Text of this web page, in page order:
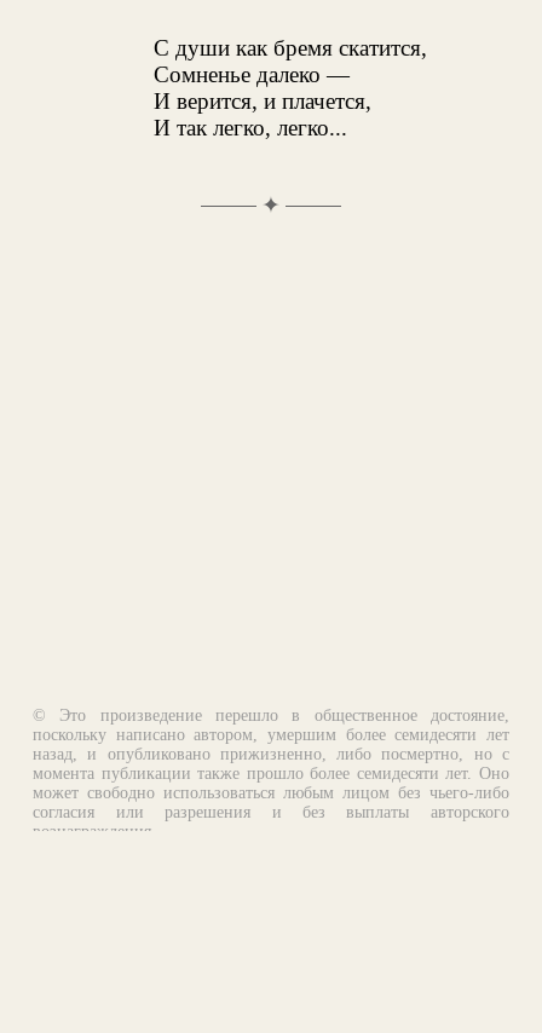
С души как бремя скатится,
Сомненье далеко —
И верится, и плачется,
И так легко, легко...
✦
© Это произведение перешло в общественное достояние,
поскольку написано автором, умершим более семидесяти лет
назад, и опубликовано прижизненно, либо посмертно, но с
момента публикации также прошло более семидесяти лет. Оно
может свободно использоваться любым лицом без чьего-либо
согласия или разрешения и без выплаты авторского
вознаграждения.